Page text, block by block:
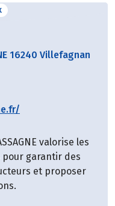
16240 Villefagnan
valorise les
pour garantir des
et proposer